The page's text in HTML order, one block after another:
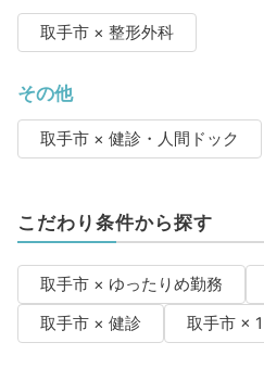
取手市 × 整形外科
その他
取手市 × 健診・人間ドック
こだわり条件から探す
取手市 × ゆったりめ勤務
取手市 × 健診
取手市 ×